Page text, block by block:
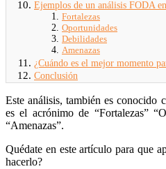
Ejemplos de un análisis FODA
Fortalezas
Oportunidades
Debilidades
Amenazas
¿Cuándo es el mejor momento
Conclusión
Este análisis, también es
es el acrónimo de “Fortalezas”
“Amenazas”.
Quédate en este artículo para que
hacerlo?